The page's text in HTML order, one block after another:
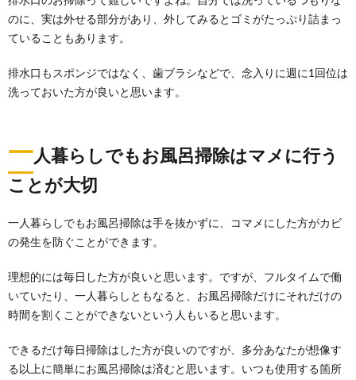
のに、実は外せる部分があり、外してみるとゴミがたっぷり詰まっ
ていることもあります。
排水口もスポンジではなく、歯ブラシなどで、念入りに週に1回位は
洗っておいた方が良いと思います。
一人暮らしでもお風呂掃除はマメに行う
ことが大切
一人暮らしでもお風呂掃除は手を抜かずに、コマメにした方がカビ
の発生を防ぐことができます。
理想的には毎日した方が良いと思います。ですが、フルタイムで働
いていたり、一人暮らしともなると、お風呂掃除だけにそれだけの
時間を割くことができないという人もいると思います。
できるだけ毎日掃除はした方が良いのですが、多分あなたが想像す
る以上に簡単にお風呂掃除は済むと思います。いつも使用する箇所